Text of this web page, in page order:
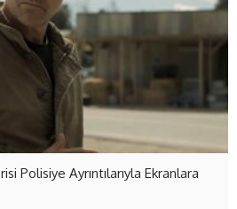
Polisiye Ayrıntılarıyla Ekranlara